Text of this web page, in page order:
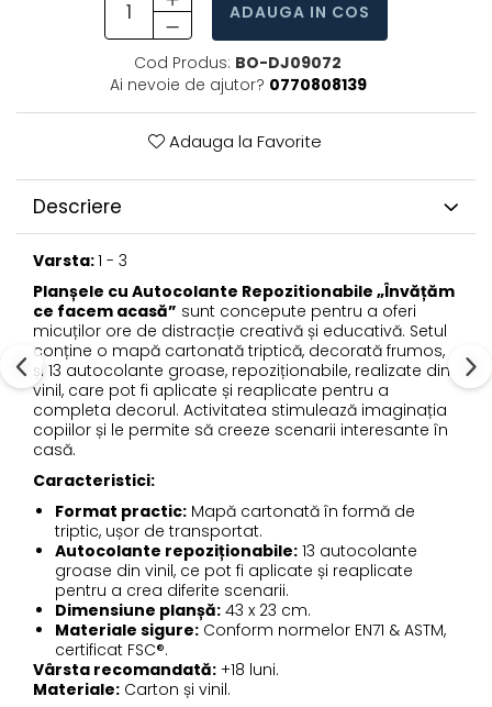
ADAUGA IN COS
Cod Produs: BO-DJ09072
Ai nevoie de ajutor? 0770808139
Adauga la Favorite
Descriere
Varsta:1 - 3
Planșele cu Autocolante Repozitionabile „Învățăm
ce facem acasă” sunt concepute pentru a oferi
micuților ore de distracție creativă și educativă. Setul
conține o mapă cartonată triptică, decorată frumos,
și 13 autocolante groase, repoziționabile, realizate din
vinil, care pot fi aplicate și reaplicate pentru a
completa decorul. Activitatea stimulează imaginația
copiilor și le permite să creeze scenarii interesante în
casă.
Caracteristici:
Format practic: Mapă cartonată în formă de
triptic, ușor de transportat.
Autocolante repoziționabile: 13 autocolante
groase din vinil, ce pot fi aplicate și reaplicate
pentru a crea diferite scenarii.
Dimensiune planșă: 43 x 23 cm.
Materiale sigure: Conform normelor EN71 & ASTM,
certificat FSC®.
Vârsta recomandată: +18 luni.
Materiale: Carton și vinil.